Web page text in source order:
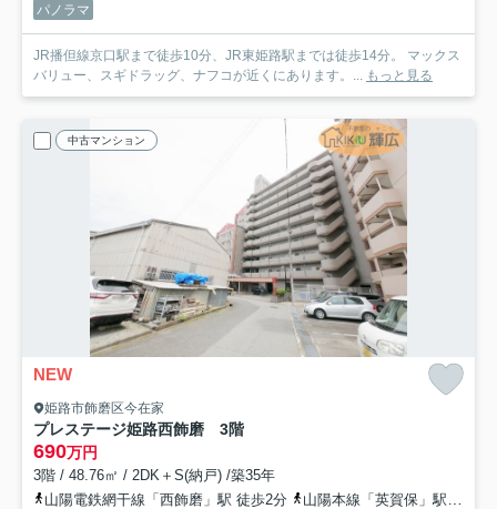
パノラマ
JR播但線京口駅まで徒歩10分、JR東姫路駅までは徒歩14分。 マックス
バリュー、スギドラッグ、ナフコが近くにあります。...
もっと見る
中古マンション
NEW
姫路市飾磨区今在家
プレステージ姫路西飾磨 3階
690万円
3階 / 48.76㎡ / 2DK＋S(納戸) /築35年
山陽電鉄網干線「西飾磨」駅 徒歩2分
山陽本線「英賀保」駅 徒歩17分